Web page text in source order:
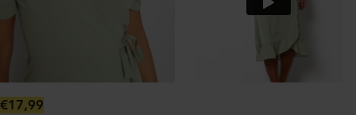
Normaalihinta:
€17,99